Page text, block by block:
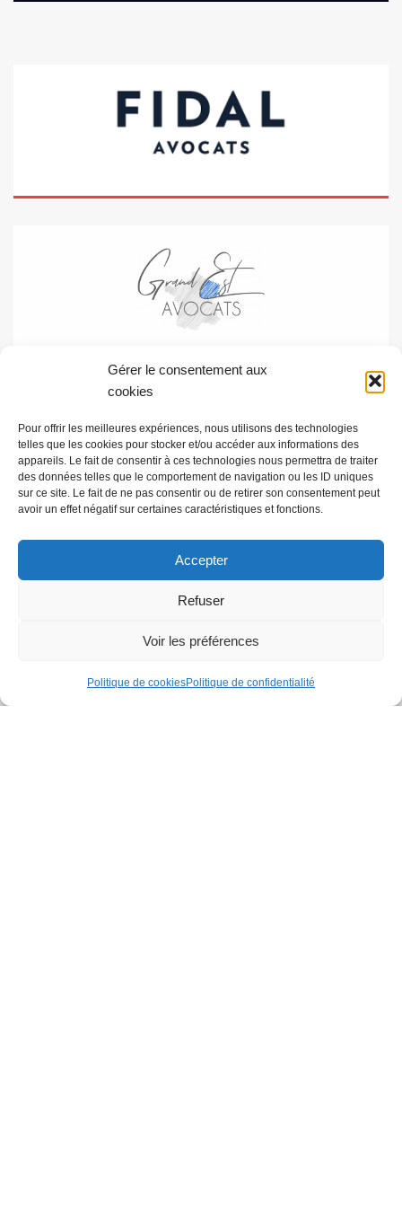
Gérer le consentement aux
cookies
Pour offrir les meilleures expériences, nous utilisons des technologies
telles que les cookies pour stocker et/ou accéder aux informations des
appareils. Le fait de consentir à ces technologies nous permettra de traiter
des données telles que le comportement de navigation ou les ID uniques
sur ce site. Le fait de ne pas consentir ou de retirer son consentement peut
avoir un effet négatif sur certaines caractéristiques et fonctions.
Accepter
Refuser
Voir les préférences
Politique de cookiesPolitique de confidentialité